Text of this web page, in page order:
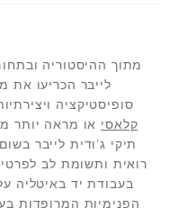
מתוך ההיסטוריה
לייבר הכריעו את
סופיסטיקציה
קלאסי או מראה יותר
תיקי ג'ודית לייבר
רואית ותשומת לב
בעבודת יד באיטליה
הפנימיות המרופדות